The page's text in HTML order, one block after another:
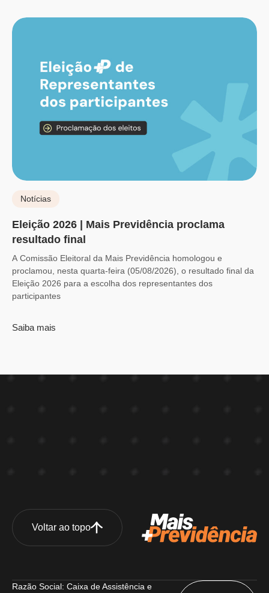
Notícias
Eleição 2026 | Mais Previdência proclama
resultado final
A Comissão Eleitoral da Mais Previdência homologou e
proclamou, nesta quarta-feira (05/08/2026), o resultado final da
Eleição 2026 para a escolha dos representantes dos
participantes
Saiba mais
Voltar ao topo
Razão Social: Caixa de Assistência e